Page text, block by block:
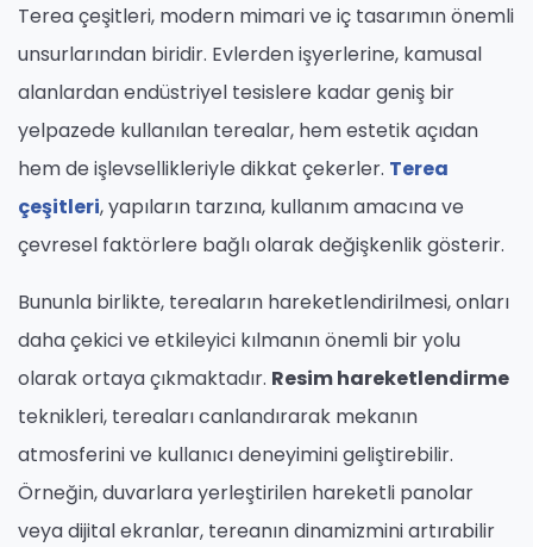
Terea çeşitleri, modern mimari ve iç tasarımın önemli
unsurlarından biridir. Evlerden işyerlerine, kamusal
alanlardan endüstriyel tesislere kadar geniş bir
yelpazede kullanılan terealar, hem estetik açıdan
hem de işlevsellikleriyle dikkat çekerler. Terea
çeşitleri, yapıların tarzına, kullanım amacına ve
çevresel faktörlere bağlı olarak değişkenlik gösterir.
Bununla birlikte, tereaların hareketlendirilmesi, onları
daha çekici ve etkileyici kılmanın önemli bir yolu
olarak ortaya çıkmaktadır. Resim hareketlendirme
teknikleri, tereaları canlandırarak mekanın
atmosferini ve kullanıcı deneyimini geliştirebilir.
Örneğin, duvarlara yerleştirilen hareketli panolar
veya dijital ekranlar, tereanın dinamizmini artırabilir